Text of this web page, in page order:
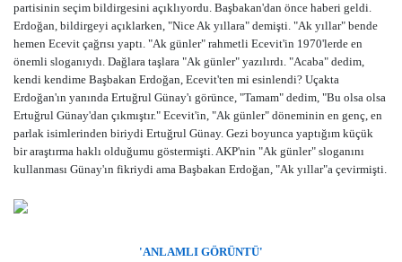
partisinin seçim bildirgesini açıklıyordu. Başbakan'dan önce haberi geldi.
Erdoğan, bildirgeyi açıklarken, "Nice Ak yıllara" demişti. "Ak yıllar" bende
hemen Ecevit çağrısı yaptı. "Ak günler" rahmetli Ecevit'in 1970'lerde en
önemli sloganıydı. Dağlara taşlara "Ak günler" yazılırdı. "Acaba" dedim,
kendi kendime Başbakan Erdoğan, Ecevit'ten mi esinlendi? Uçakta
Erdoğan'ın yanında Ertuğrul Günay'ı görünce, "Tamam" dedim, "Bu olsa olsa
Ertuğrul Günay'dan çıkmıştır." Ecevit'in, "Ak günler" döneminin en genç, en
parlak isimlerinden biriydi Ertuğrul Günay. Gezi boyunca yaptığım küçük
bir araştırma haklı olduğumu göstermişti. AKP'nin "Ak günler" sloganını
kullanması Günay'ın fikriydi ama Başbakan Erdoğan, "Ak yıllar"a çevirmişti.
'ANLAMLI GÖRÜNTÜ'